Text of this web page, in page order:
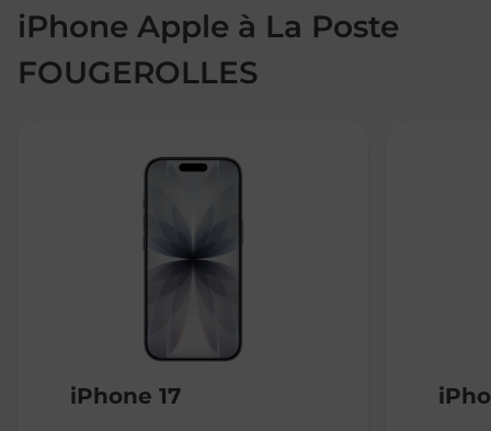
iPhone Apple à La Poste
FOUGEROLLES
iPhone 17